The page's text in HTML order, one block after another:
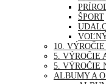
ŠPORT
10.
5. VÝROČIE
5. VÝROČIE
ALBUMY A